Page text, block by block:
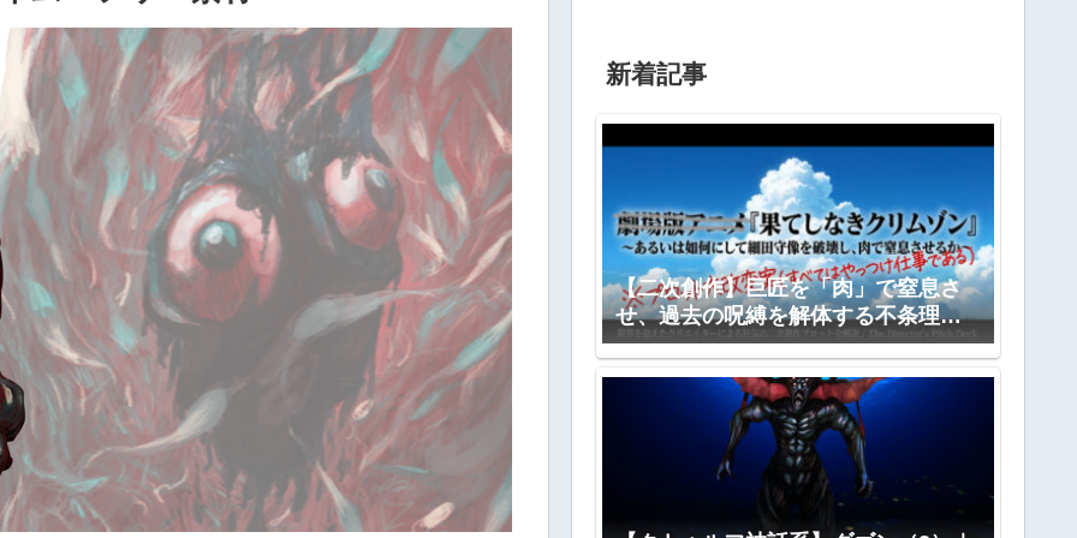
新着記事
【二次創作】巨匠を「肉」で窒息さ
せ、過去の呪縛を解体する不条理劇
―『果てしなきクリムゾン』全プロ
ット公開